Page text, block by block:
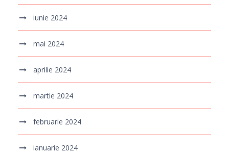
iunie 2024
mai 2024
aprilie 2024
martie 2024
februarie 2024
ianuarie 2024